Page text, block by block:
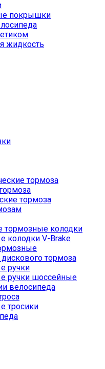
покрышки
жидкость
тормоза
тормоза
тормозные колодки
колодки V-Brake
тормоза
ручки
ручки шоссейные
велосипеда
тросики